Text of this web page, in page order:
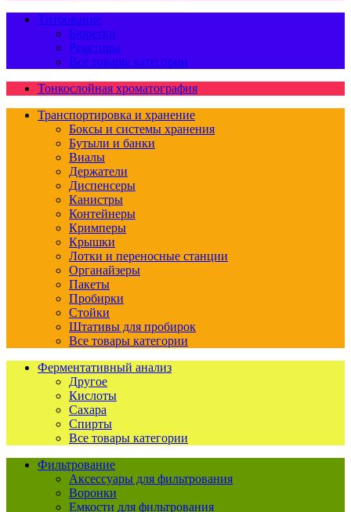
Титрование
Бюретки
Реактивы
Все товары категории
Тонкослойная хроматография
Транспортировка и хранение
Боксы и системы хранения
Бутыли и банки
Виалы
Держатели
Диспенсеры
Канистры
Контейнеры
Кримперы
Крышки
Лотки и переносные станции
Органайзеры
Пакеты
Пробирки
Стойки
Штативы для пробирок
Все товары категории
Ферментативный анализ
Другое
Кислоты
Сахара
Спирты
Все товары категории
Фильтрование
Аксессуары для фильтрования
Воронки
Емкости для фильтрования